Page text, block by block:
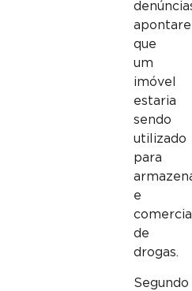
que
um
imóvel
estaria
sendo
utilizado
para
e
de
drogas.
Segundo